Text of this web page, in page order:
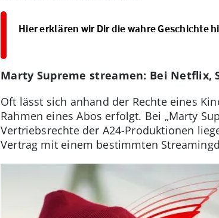
Hier erklären wir Dir die wahre Geschichte
Marty Supreme streamen: Bei Netflix,
Oft lässt sich anhand der Rechte eines
Rahmen eines Abos erfolgt. Bei „Marty
Vertriebsrechte der A24-Produktionen
Vertrag mit einem bestimmten